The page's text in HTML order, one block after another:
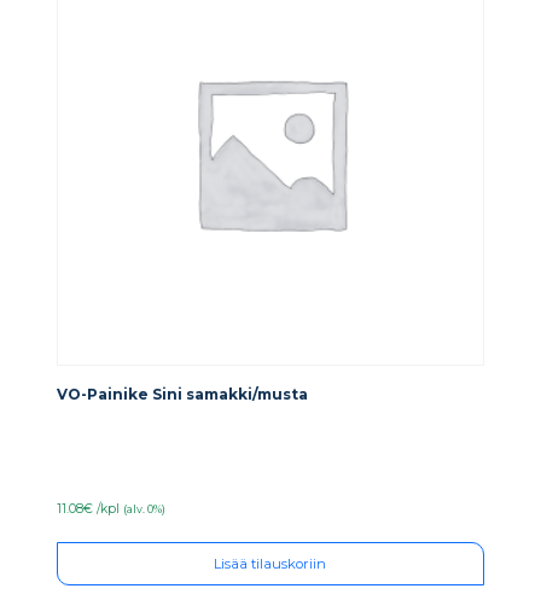
VO-Painike Sini samakki/musta
11.08€ /kpl (alv. 0%)
Lisää tilauskoriin